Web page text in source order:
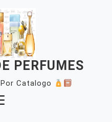
PERFUMES
Catalogo